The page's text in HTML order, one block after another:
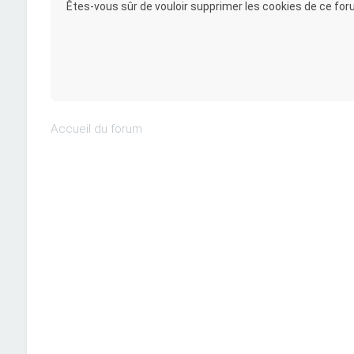
Êtes-vous sûr de vouloir supprimer les cookies de ce
Accueil du forum